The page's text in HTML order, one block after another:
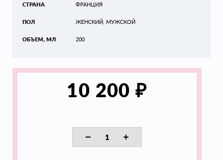
СТРАНА
ПОЛ
ОБЪЕМ, МЛ
ФРАНЦИЯ
ЖЕНСКИЙ, МУЖСКОЙ
200
10 200₽